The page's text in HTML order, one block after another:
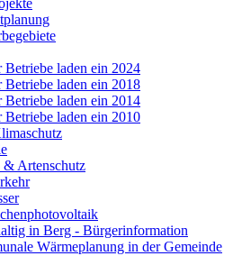
Betriebe laden ein 2024
Betriebe laden ein 2018
Betriebe laden ein 2014
Betriebe laden ein 2010
& Artenschutz
in Berg - Bürgerinformation
Wärmeplanung in der Gemeinde